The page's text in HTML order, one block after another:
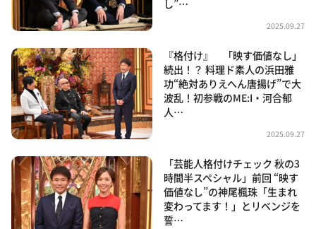
し”…
2025.09.27
『格付け』 「映す価値なし」
続出！？ 料理ド素人の浜田雅
功“絶対ありえへん唐揚げ”で大
波乱！初参戦のME:I・河合郁
人…
2025.09.27
「芸能人格付けチェック 秋の3
時間半スペシャル」前回 “映す
価値なし”の神尾楓珠「生まれ
変わってます！」とリベンジを
誓…